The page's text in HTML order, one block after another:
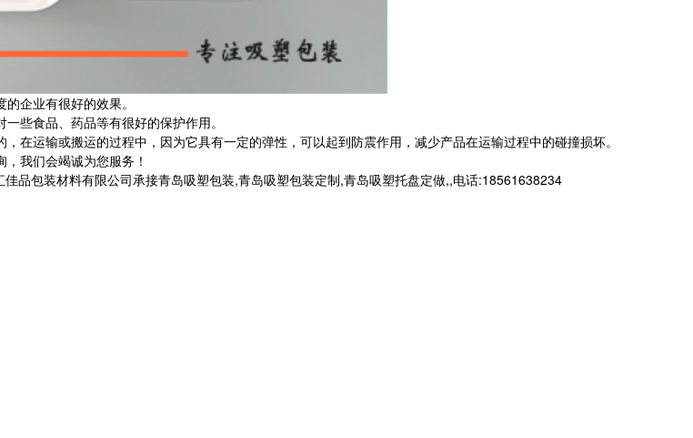
企业有很好的效果。
些食品、药品等有很好的保护作用。
运输或搬运的过程中，因为它具有一定的弹性，可以起到防震作用，减少产品在运输过程中的碰撞损坏。
我们会竭诚为您服务！
品包装材料有限公司承接青岛吸塑包装,青岛吸塑包装定制,青岛吸塑托盘定做,,电话:18561638234